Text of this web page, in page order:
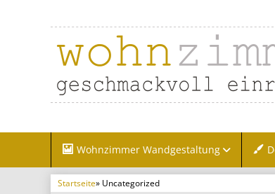
Wohnzimmer Wandgestaltung
Startseite» Uncategorized